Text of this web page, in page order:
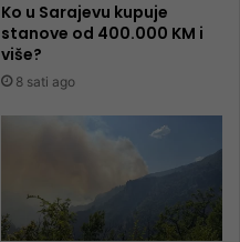
Ko u Sarajevu kupuje
stanove od 400.000 KM i
više?
8 sati ago